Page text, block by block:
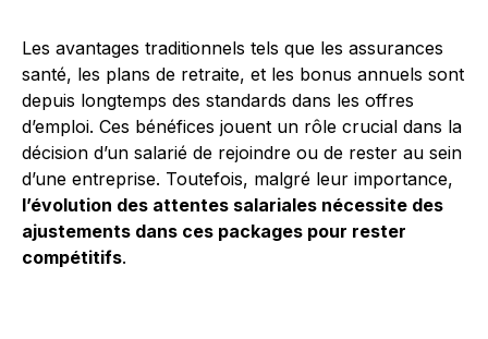
Les avantages traditionnels tels que les assurances
santé, les plans de retraite, et les bonus annuels sont
depuis longtemps des standards dans les offres
d’emploi. Ces bénéfices jouent un rôle crucial dans la
décision d’un salarié de rejoindre ou de rester au sein
d’une entreprise. Toutefois, malgré leur importance,
l’évolution des attentes salariales nécessite des
ajustements dans ces packages pour rester
compétitifs.